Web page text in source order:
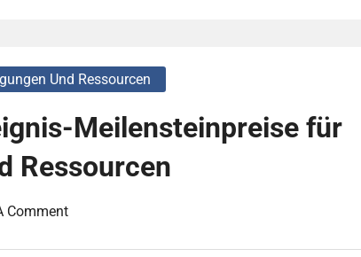
Und Ressourcen
Meilensteinpreise für
Ressourcen
Comment